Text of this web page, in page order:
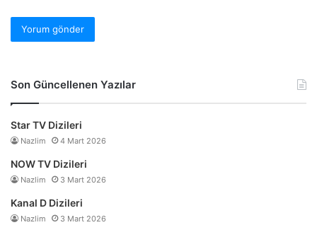
Son Güncellenen Yazılar
Star TV Dizileri
Nazlim 4 Mart 2026
NOW TV Dizileri
Nazlim 3 Mart 2026
Kanal D Dizileri
Nazlim 3 Mart 2026